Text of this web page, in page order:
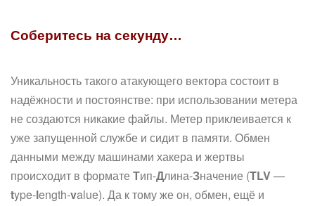
Соберитесь на секунду…
Уникальность такого атакующего вектора состоит в
надёжности и постоянстве: при использовании метера
не создаются никакие файлы. Метер приклеивается к
уже запущенной службе и сидит в памяти. Обмен
данными между машинами хакера и жертвы
происходит в формате Тип-Длина-Значение (TLV—
type-length-value). Да к тому же он, обмен, ещё и